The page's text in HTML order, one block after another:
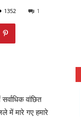
1352 1
वांछित
में मारे गए हमारे